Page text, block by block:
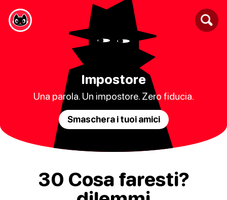
Impostore
Una parola. Un impostore. Zero fiducia.
Smaschera i tuoi amici
30 Cosa faresti?